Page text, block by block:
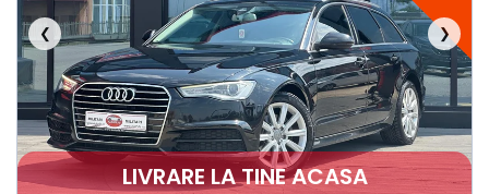
❮ ❯
LIVRARE LA TINE ACASA